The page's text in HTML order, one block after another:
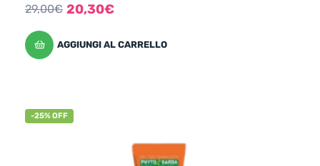
29,00€ 20,30€
AGGIUNGI AL CARRELLO
-25% OFF